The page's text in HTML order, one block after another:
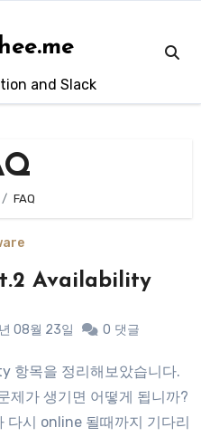
and Slack
FAQ
Availability
08월 23일 0 댓글
제가 생기면 어떻게 됩니까?
다시 online 될때까지 기다리